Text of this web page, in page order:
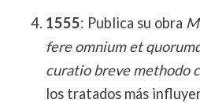
1555: Publica su obra
fere omnium et
curatio breve methodo
los tratados más